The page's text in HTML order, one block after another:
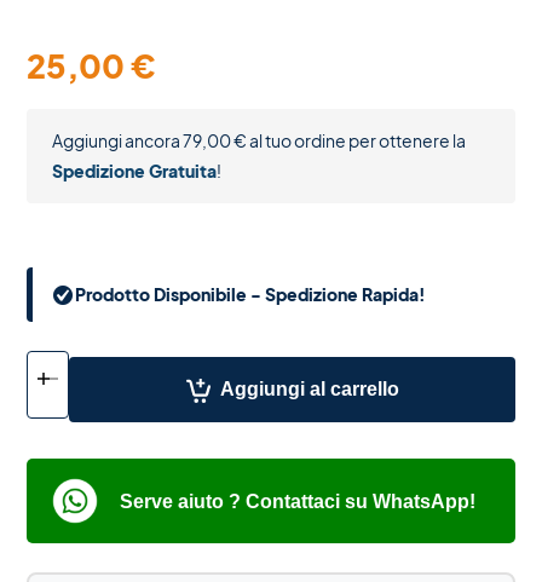
25,00€
Aggiungi ancora79,00€al tuo ordine per ottenere la
Spedizione Gratuita!
Prodotto Disponibile - Spedizione Rapida!
-
+ Aggiungi al carrello
Serve aiuto ? Contattaci su WhatsApp!